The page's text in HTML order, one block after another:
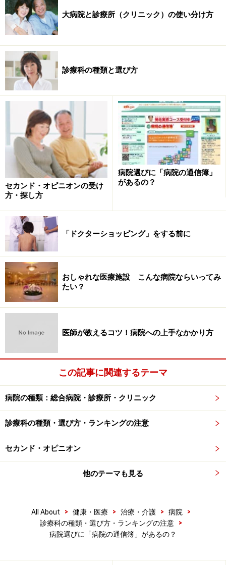
私の父は腎臓病で透析をして、腎移植までしました。で
も、腎移植で結局拒絶反応が出て、移植した腎臓を摘出
しないといけない状態までになったのです。こういう状
態になると、もう、自分で病院を選ぶどころの話しでは
ないわけです。救急車で運ばれた病院にいくしかない。
ある一つの病院に行った時、まあ、一見、非常にきれい
なんですよね。でも、お医者さんは目を見て話してくれ
ないのです。そして、父は結局3ヶ月入院したのです
が、だんだん諦めて行くのがわかるのです。「もう頑張
れない」と。
のですね。そこの病院は、まあ、はっきり言ってかなり
施設もボロボロだし（笑）、お医者さんも疲れていまし
た。でも「大丈夫ですよ」「頑張りましょう」って言っ
て、目を見て話してくれるんですね。大腸がんの手術
なかったんです。でも、お医者さんはそれを隠さないで
言ってくれて、「ごめんなさい」とまで言ってくれたん
ことができたし、むしろ謝罪する必要なんか全くないと
まで思ったのです。だって、人間がやる以上、確実なこ
大病院と診療所（クリニック）の使い分け方
診療科の種類と選び方
セカンド・オピニオンの受け
方・探し方
病院選びに「病院の通信簿」
があるの？
「ドクターショッピング」をする前に
おしゃれな医療施設 こんな病院ならいってみ
たい？
医師が教えるコツ！病院への上手なかかり方
この記事に関連するテーマ
病院の種類：総合病院・診療所・クリニック
診療科の種類・選び方・ランキングの注意
セカンド・オピニオン
他のテーマも見る
All About > 健康・医療 > 治療・介護 > 病院
>
診療科の種類・選び方・ランキングの注意
>
病院選びに「病院の通信簿」があるの？